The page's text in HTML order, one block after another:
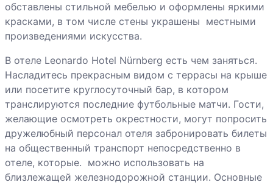
обставлены стильной мебелью и оформлены яркими
красками, в том числе стены украшены местными
произведениями искусства.
В отеле Leonardo Hotel Nürnberg есть чем заняться.
Насладитесь прекрасным видом с террасы на крыше
или посетите круглосуточный бар, в котором
транслируются последние футбольные матчи. Гости,
желающие осмотреть окрестности, могут попросить
дружелюбный персонал отеля забронировать билеты
на общественный транспорт непосредственно в
отеле, которые. можно использовать на
близлежащей железнодорожной станции. Основные